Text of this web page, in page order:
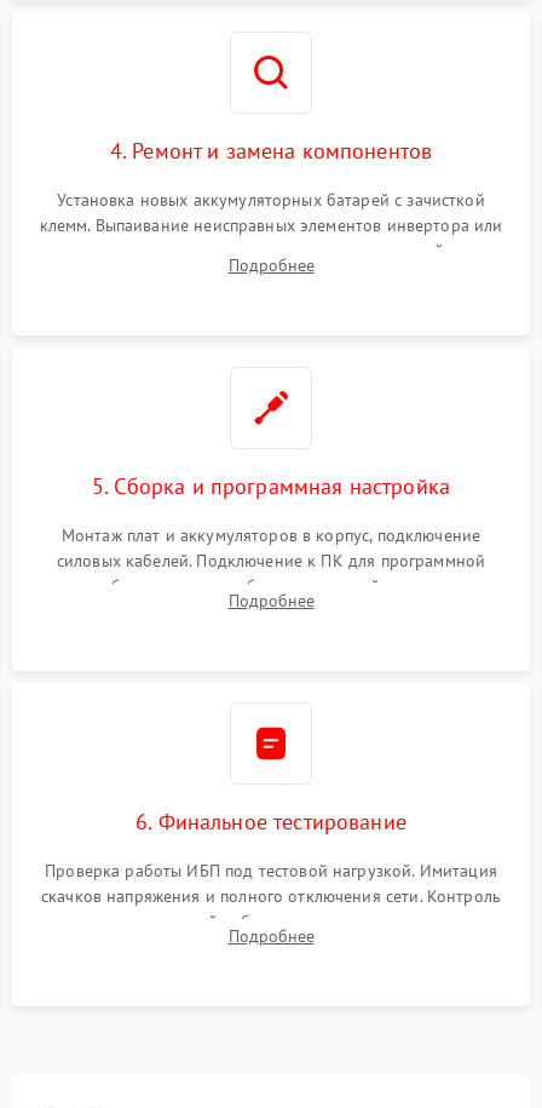
4. Ремонт и замена компонентов
Установка новых аккумуляторных батарей с зачисткой
клемм. Выпаивание неисправных элементов инвертора или
цепи зарядки и монтаж новых радиодеталей.
Восстановление поврежденных токоведущих дорожек и
Подробнее
5. Сборка и программная настройка
Монтаж плат и аккумуляторов в корпус, подключение
силовых кабелей. Подключение к ПК для программной
калибровки констант батареи, настройки порогов
срабатывания AVR и сброса счетчиков старения АКБ.
Подробнее
6. Финальное тестирование
Проверка работы ИБП под тестовой нагрузкой. Имитация
скачков напряжения и полного отключения сети. Контроль
времени автономной работы, температурного режима и
корректности формы выходного сигнала.
Подробнее